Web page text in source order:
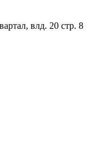
влд. 20 стр. 8